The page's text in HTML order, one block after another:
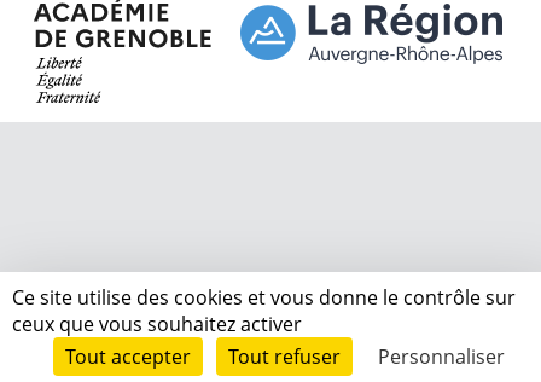
Ce site utilise des cookies et vous donne le contrôle sur
ceux que vous souhaitez activer
Tout accepter
Tout refuser Personnaliser